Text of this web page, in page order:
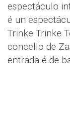
espectáculo
é un
Trinke Trinke
concello de
entrada é de